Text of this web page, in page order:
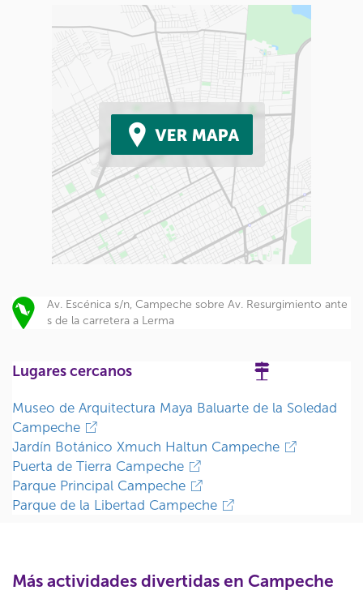
Av. Escénica s/n, Campeche sobre Av. Resurgimiento ante
s de la carretera a Lerma
Lugares cercanos
Museo de Arquitectura Maya Baluarte de la Soledad
Campeche
Jardín Botánico Xmuch Haltun Campeche
Puerta de Tierra Campeche
Parque Principal Campeche
Parque de la Libertad Campeche
Más actividades divertidas en Campeche